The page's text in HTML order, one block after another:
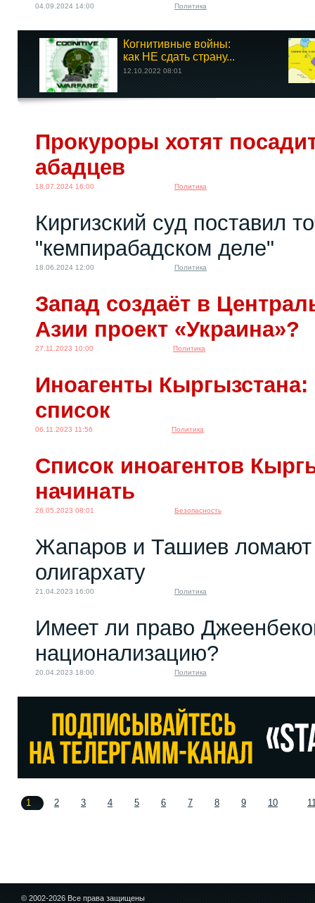
04.09.2024 14:00 Политика
Когнитивные войны:
как НЕ сдать страну...
12.10.2022 08:01
Прокуроры хотят
абадцев
18.07.2024 16:00 Политика
Киргизский суд поставил
"кемпирабадском деле"
18.06.2024 12:00 Политика
Запад создаёт в
Азии проект «Украина»?
27.11.2023 10:00 Политика
Иноагенты
список
06.11.2023 11:56 Политика
Список иноагентов
начинать
26.05.2023 08:01 Безопасность
Жапаров и Ташиев ломают
олигархату
21.04.2023 16:00 Политика
Имеет ли право
национализацию?
20.04.2023 18:00 Политика
1 2 3 4 5 6 7 8 9 10
© 2002-2026 Все права защищены